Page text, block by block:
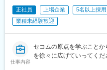
正社員 上場企業 5名以上採用
業種未経験歓迎
仕事内容
セコムの原点を学ぶこと
を徐々に広げていってくだ